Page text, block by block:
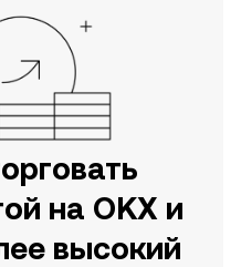
на OKX и
высокий